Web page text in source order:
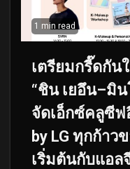
1 min read
เตรียมกรี๊ดกัน
“ชิน เยอึน–มิน
จัดเอ็กซ์คลูซีฟ
by LG ทุกก้าว
เริ่มต้นกับแอล